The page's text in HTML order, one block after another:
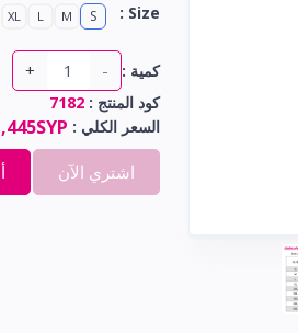
Size :
S
M
L
XL
كمية : -
+
كود المنتج : 7182
السعر الكلي :
اشتري الآن